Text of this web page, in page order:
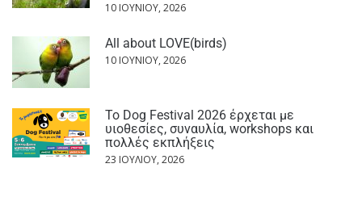
10 ΙΟΥΝΊΟΥ, 2026
All about LOVE(birds)
10 ΙΟΥΝΊΟΥ, 2026
Το Dog Festival 2026 έρχεται με
υιοθεσίες, συναυλία, workshops και
πολλές εκπλήξεις
23 ΙΟΥΛΊΟΥ, 2026